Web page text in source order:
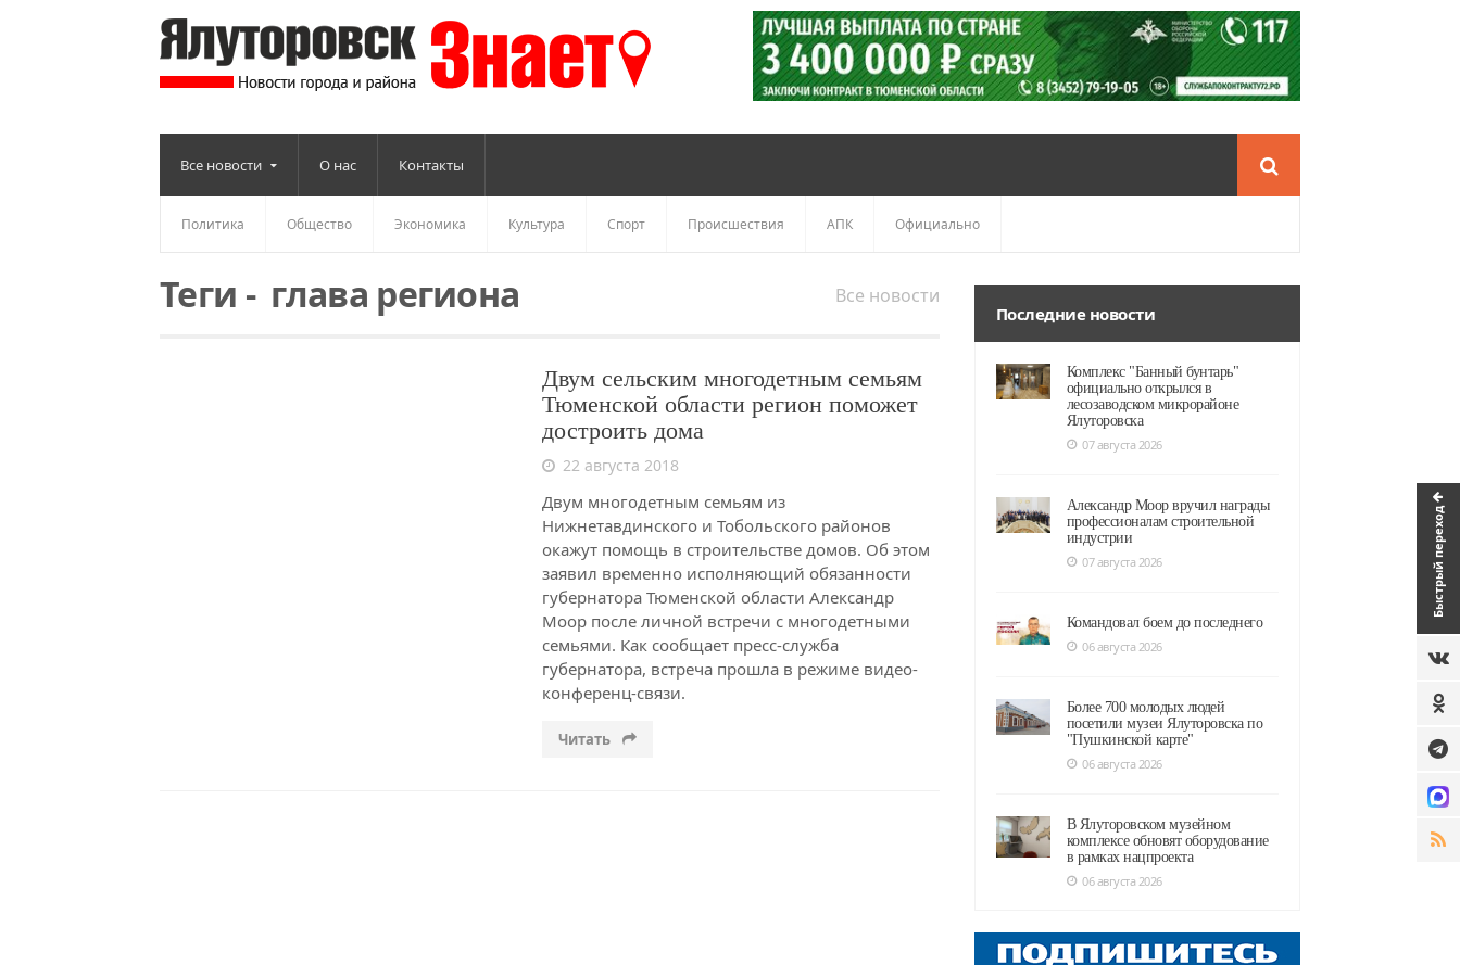
Быстрый переход
Все новости О нас Контакты
Политика Общество Экономика Культура Спорт Происшествия АПК Официально
Все новости
Теги -глава региона
Двум сельским многодетным семьям
Тюменской области регион поможет
достроить дома
22 августа 2018
Двум многодетным семьям из
Нижнетавдинского и Тобольского районов
окажут помощь в строительстве домов. Об этом
заявил временно исполняющий обязанности
губернатора Тюменской области Александр
Моор после личной встречи с многодетными
семьями. Как сообщает пресс-служба
губернатора, встреча прошла в режиме видео-
конференц-связи.
Читать
Последние новости
Комплекс "Банный бунтарь"
официально открылся в
лесозаводском микрорайоне
Ялуторовска
07 августа 2026
Александр Моор вручил награды
профессионалам строительной
индустрии
07 августа 2026
Командовал боем до последнего
06 августа 2026
Более 700 молодых людей
посетили музеи Ялуторовска по
"Пушкинской карте"
06 августа 2026
В Ялуторовском музейном
комплексе обновят оборудование
в рамках нацпроекта
06 августа 2026